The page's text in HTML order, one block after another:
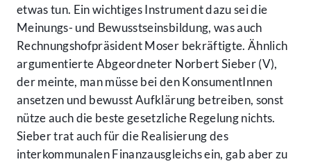
etwas tun. Ein wichtiges Instrument dazu sei die
Meinungs- und Bewusstseinsbildung, was auch
Rechnungshofpräsident Moser bekräftigte. Ähnlich
argumentierte Abgeordneter Norbert Sieber (V),
der meinte, man müsse bei den KonsumentInnen
ansetzen und bewusst Aufklärung betreiben, sonst
nütze auch die beste gesetzliche Regelung nichts.
Sieber trat auch für die Realisierung des
interkommunalen Finanzausgleichs ein, gab aber zu